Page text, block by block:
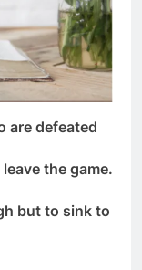
2024 HVB/BCL
are defeated
the game.
but to sink to